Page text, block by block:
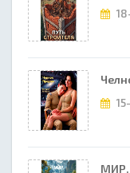
МИР.